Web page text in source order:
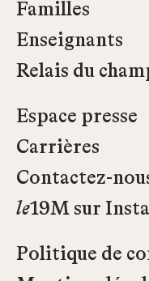
Familles
Enseignants
Relais du
Espace presse
Carrières
Contactez-
le19M sur
Politique de